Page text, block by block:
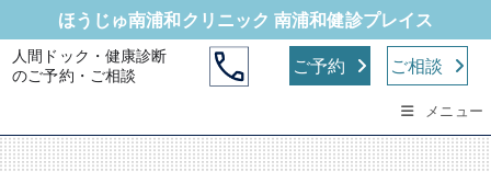
ほうじゅ南浦和クリニック 南浦和健診プレイス
人間ドック・健康診断
のご予約・ご相談
ご予約 ご相談
メニュー